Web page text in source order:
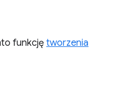
funkcję tworzenia